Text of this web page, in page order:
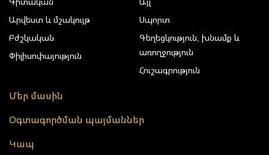
Արվեստ և մշակույթ
Բժշկական
Փիլիսոփայություն
Սպորտ
Գեղեցկություն, խնամք և
առողջություն
Հուշագրություն
Մեր մասին
Օգտագործման պայմաններ
Կապ